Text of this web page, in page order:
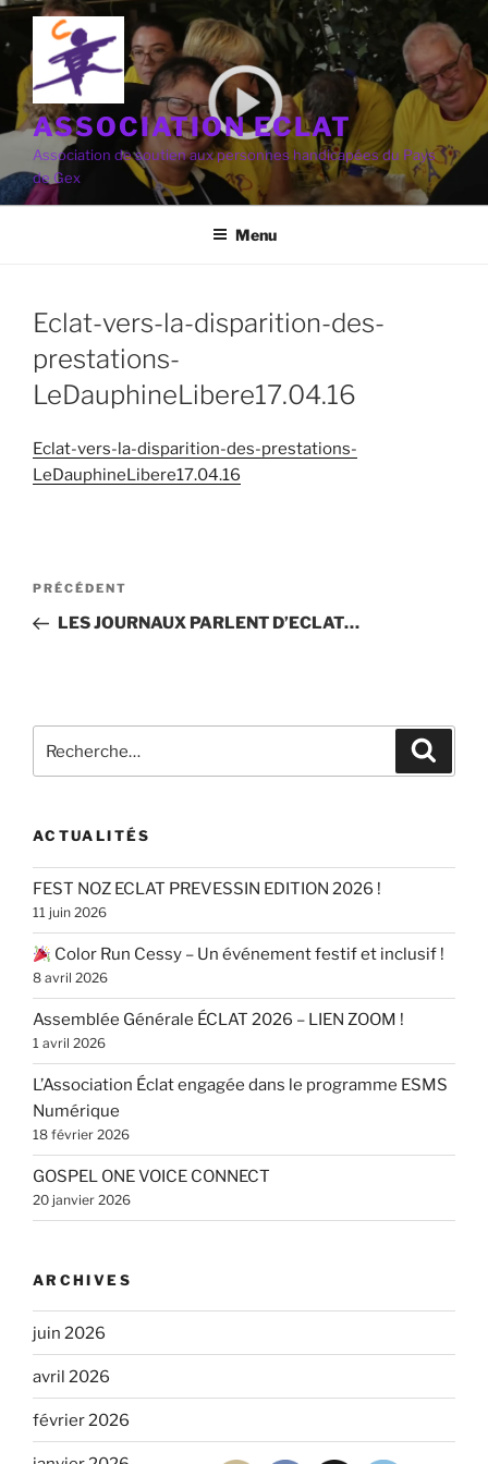
Aller
au
contenu
principal
ASSOCIATION ECLAT
Association de soutien aux personnes handicapées du Pays
de Gex
Menu
Eclat-vers-la-disparition-des-
prestations-
LeDauphineLibere17.04.16
Eclat-vers-la-disparition-des-prestations-
LeDauphineLibere17.04.16
Navigation
l’article
Article
précédent
PRÉCÉDENT
LES JOURNAUX PARLENT D’ECLAT…
pour
ACTUALITÉS
FEST NOZ ECLAT PREVESSIN EDITION 2026 !
11 juin 2026
Color Run Cessy – Un événement festif et inclusif !
8 avril 2026
Assemblée Générale ÉCLAT 2026 – LIEN ZOOM !
1 avril 2026
L’Association Éclat engagée dans le programme ESMS
Numérique
18 février 2026
GOSPEL ONE VOICE CONNECT
20 janvier 2026
ARCHIVES
juin 2026
avril 2026
février 2026